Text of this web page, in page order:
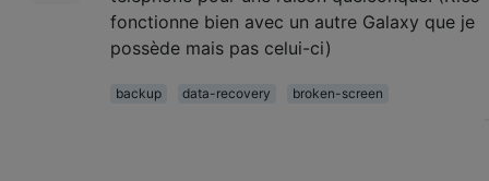
fonctionne bien avec un autre Galaxy que je
possède mais pas celui-ci)
backup data-recovery
broken-screen